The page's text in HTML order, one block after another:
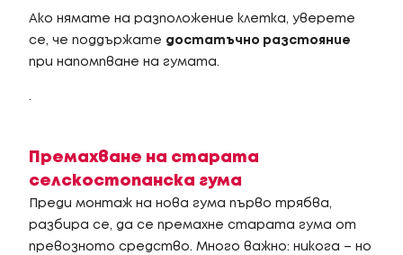
Ако нямате на разположение клетка, уверете
се, че поддържате достатъчно разстояние
при напомпване на гумата.
.
Премахване на старата
селскостопанска гума
Преди монтаж на нова гума първо трябва,
разбира се, да се премахне старата гума от
превозното средство. Много важно: никога – но